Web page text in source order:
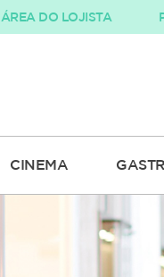
ÁREA DO LOJISTA
CINEMA